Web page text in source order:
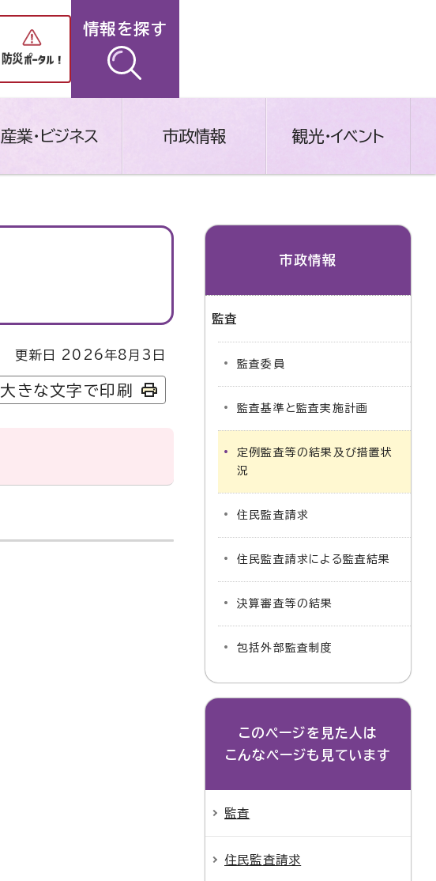
情報を探す
産業・ビジネス 市政情報 観光・イベント
更新日 2026年8月3日
大きな文字で印刷
市政情報
監査
監査委員
監査基準と監査実施計画
定例監査等の結果及び措置状
況
住民監査請求
住民監査請求による監査結果
決算審査等の結果
包括外部監査制度
このページを見た人は
こんなページも見ています
監査
住民監査請求